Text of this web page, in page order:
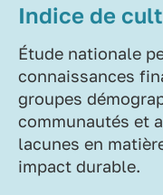
Indice de
Étude nationale
connaissances
groupes
communautés et
lacunes en
impact durable.